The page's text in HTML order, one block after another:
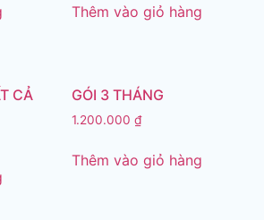
Thêm vào giỏ hàng
CẢ
GÓI 3 THÁNG
1.200.000 ₫
Thêm vào giỏ hàng